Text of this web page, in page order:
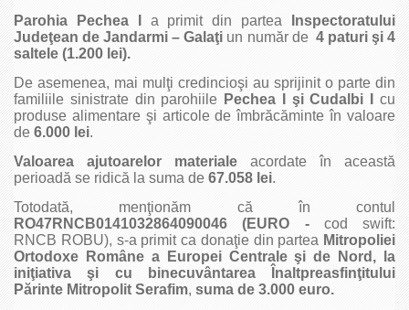
Parohia Pechea I
a primit din partea
Inspectoratului
Judeţean de Jandarmi – Galaţi un număr de 4 paturi şi 4
saltele (1.200 lei).
De asemenea, mai mulţi credincioşi au sprijinit o parte din
familiile sinistrate din parohiile Pechea I şi Cudalbi I
cu
produse alimentare şi articole de îmbrăcăminte în valoare
de 6.000 lei.
Valoarea ajutoarelor materiale acordate în această
perioadă se ridică la suma de 67.058 lei.
Totodată, menţionăm că în contul
RO47RNCB0141032864090046 (EURO - cod swift:
RNCB ROBU), s-a primit ca donaţie din partea Mitropoliei
Ortodoxe Române a
Europei Centrale şi de Nord, la
iniţiativa şi cu binecuvântarea
Înaltpreasfinţitului
Părinte Mitropolit Serafim, suma de 3.000 euro.